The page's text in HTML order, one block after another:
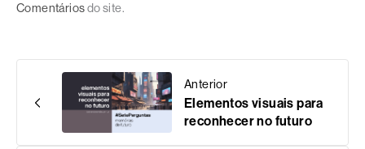
Comentáriosdo site.
Anterior
Elementos visuais para
reconhecer no futuro